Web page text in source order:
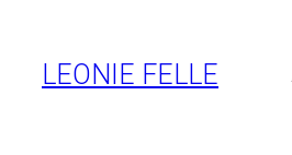
Inhalt
springen
LEONIE FELLE